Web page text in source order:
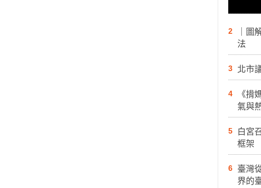
2
｜圖
法
3 北市
4
《揹
氣與
5
白宮
框架
6
臺灣
界的